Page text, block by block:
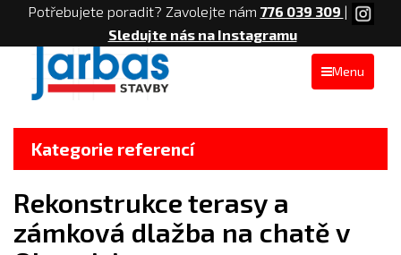
Potřebujete poradit? Zavolejte nám 776 039 309 |
Sledujte nás na Instagramu
Menu
Kategorie referencí
Rekonstrukce terasy a
zámková dlažba na chatě v